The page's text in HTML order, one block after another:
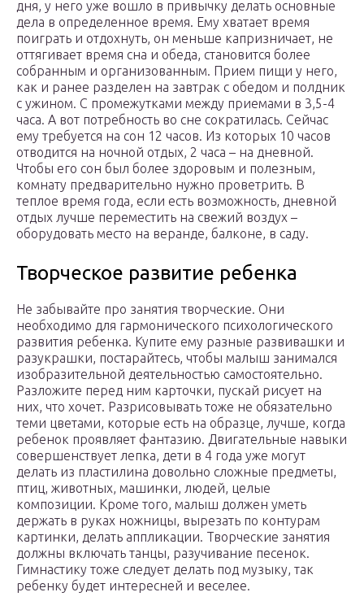
дня, у него уже вошло в привычку делать основные
дела в определенное время. Ему хватает время
поиграть и отдохнуть, он меньше капризничает, не
оттягивает время сна и обеда, становится более
собранным и организованным. Прием пищи у него,
как и ранее разделен на завтрак с обедом и полдник
с ужином. С промежутками между приемами в 3,5-4
часа. А вот потребность во сне сократилась. Сейчас
ему требуется на сон 12 часов. Из которых 10 часов
отводится на ночной отдых, 2 часа – на дневной.
Чтобы его сон был более здоровым и полезным,
комнату предварительно нужно проветрить. В
теплое время года, если есть возможность, дневной
отдых лучше переместить на свежий воздух –
оборудовать место на веранде, балконе, в саду.
Творческое развитие ребенка
Не забывайте про занятия творческие. Они
необходимо для гармонического психологического
развития ребенка. Купите ему разные развивашки и
разукрашки, постарайтесь, чтобы малыш занимался
изобразительной деятельностью самостоятельно.
Разложите перед ним карточки, пускай рисует на
них, что хочет. Разрисовывать тоже не обязательно
теми цветами, которые есть на образце, лучше, когда
ребенок проявляет фантазию. Двигательные навыки
совершенствует лепка, дети в 4 года уже могут
делать из пластилина довольно сложные предметы,
птиц, животных, машинки, людей, целые
композиции. Кроме того, малыш должен уметь
держать в руках ножницы, вырезать по контурам
картинки, делать аппликации. Творческие занятия
должны включать танцы, разучивание песенок.
Гимнастику тоже следует делать под музыку, так
ребенку будет интересней и веселее.